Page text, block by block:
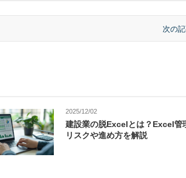
次の
2025/12/02
建設業の脱Excelとは？Excel管
リスクや進め方を解説